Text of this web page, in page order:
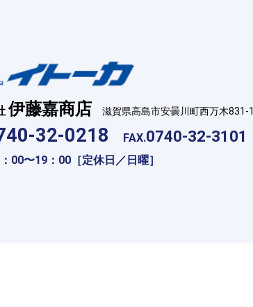
伊藤嘉商店 滋賀県高島市安曇川町西万木831-1
32-0218 FAX.0740-32-3101
00〜19：00［定休日／日曜］